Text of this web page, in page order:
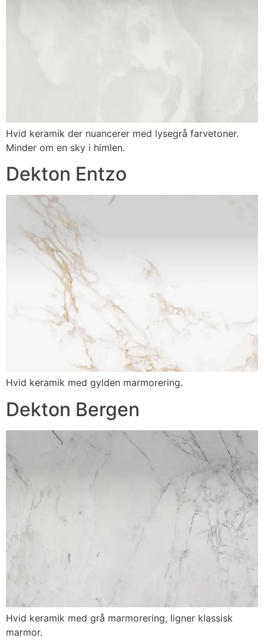
Hvid keramik der nuancerer med lysegrå farvetoner.
Minder om en sky i himlen.
Dekton Entzo
Hvid keramik med gylden marmorering.
Dekton Bergen
Hvid keramik med grå marmorering, ligner klassisk
marmor.